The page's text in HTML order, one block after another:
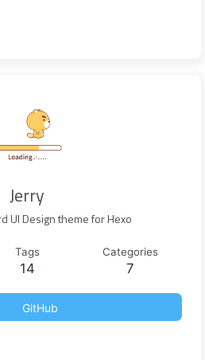
Jerry
UI Design theme for Hexo
Tags
14
Categories
7
GitHub